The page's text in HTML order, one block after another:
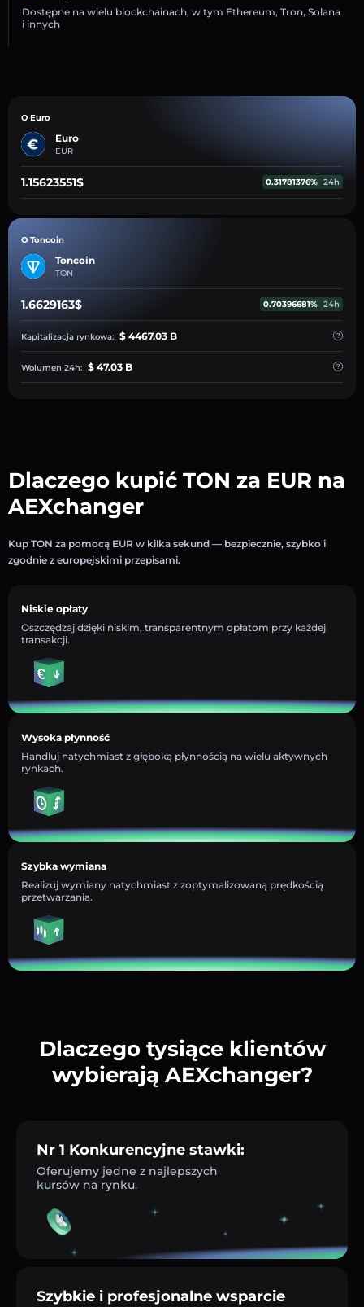
Dostępne na wielu blockchainach, w tym Ethereum, Tron, Solana
i innych
O Euro
Euro
EUR
1.15623551$ 0.31781376% 24h
O Toncoin
Toncoin
TON
1.6629163$ 0.70396681% 24h
Kapitalizacja rynkowa: $ 4467.03 B
Wolumen 24h: $ 47.03 B
Dlaczego kupić TON za EUR na
AEXchanger
Kup TON za pomocą EUR w kilka sekund — bezpiecznie, szybko i
zgodnie z europejskimi przepisami.
Niskie opłaty
Oszczędzaj dzięki niskim, transparentnym opłatom przy każdej
transakcji.
Wysoka płynność
Handluj natychmiast z głęboką płynnością na wielu aktywnych
rynkach.
Szybka wymiana
Realizuj wymiany natychmiast z zoptymalizowaną prędkością
przetwarzania.
Dlaczego tysiące klientów
wybierają AEXchanger?
Nr 1 Konkurencyjne stawki:
Oferujemy jedne z najlepszych
kursów na rynku.
Szybkie i profesjonalne wsparcie